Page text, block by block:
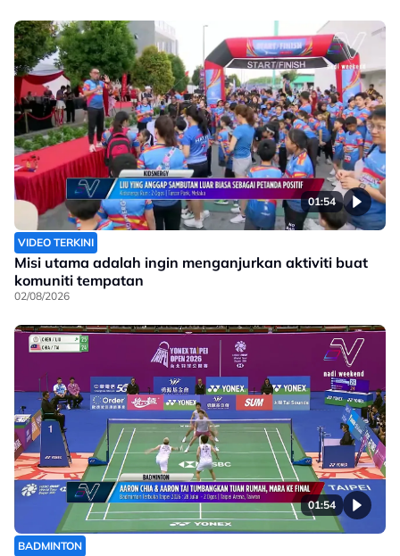
01:54
VIDEO TERKINI
Misi utama adalah ingin menganjurkan aktiviti buat
komuniti tempatan
02/08/2026
01:54
BADMINTON